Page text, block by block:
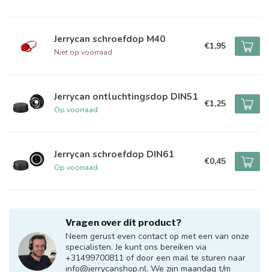
Jerrycan schroefdop M40
Niet op voorraad
€1,95
Jerrycan ontluchtingsdop DIN51
Op voorraad
€1,25
Jerrycan schroefdop DIN61
Op voorraad
€0,45
Vragen over dit product?
Neem gerust even contact op met een van onze
specialisten. Je kunt ons bereiken via
+31499700811 of door een mail te sturen naar
info@jerrycanshop.nl. We zijn maandag t/m